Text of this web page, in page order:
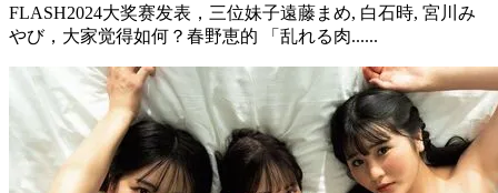
FLASH2024大奖赛发表，三位妹子遠藤まめ, 白石時, 宮川み
やび，大家觉得如何？春野恵的 「乱れる肉......